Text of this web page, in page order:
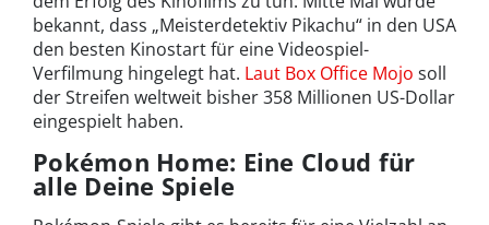
bekannt, dass „Meisterdetektiv Pikachu“ in den USA
den besten Kinostart für eine Videospiel-
Verfilmung hingelegt hat. Laut Box Office Mojo soll
der Streifen weltweit bisher 358 Millionen US-Dollar
eingespielt haben.
Pokémon Home: Eine Cloud für
alle Deine Spiele